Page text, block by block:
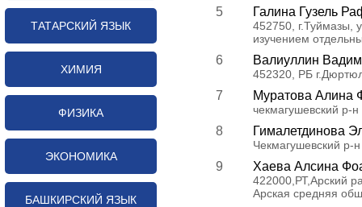
5 Галина Гузель
452750, г.Туймазы,
изучением
6 Валиуллин
452320, РБ
7 Муратова Алина
чекмагушевский
8 Гималетдинова
Чекмагушевский
9 Хаева Алсина
422000,РТ,Арский
Арская средняя
ТАТАРСКИЙ ЯЗЫК
ХИМИЯ
ФИЗИКА
ЭКОНОМИКА
БАШКИРСКИЙ ЯЗЫК